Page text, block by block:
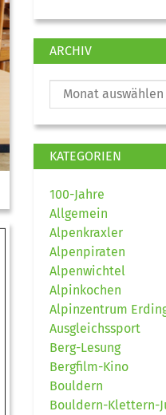
ARCHIV
KATEGORIEN
100-Jahre
Allgemein
Alpenkraxler
Alpenpiraten
Alpenwichtel
Alpinkochen
Alpinzentrum
Ausgleichssport
Berg-Lesung
Bergfilm-Kino
Bouldern
Bouldern-Klettern-